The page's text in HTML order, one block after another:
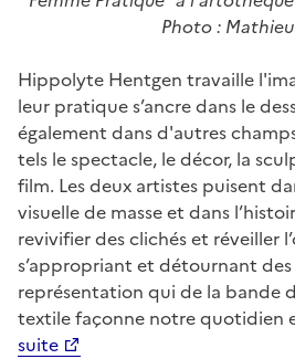
Photo :
Hippolyte Hentgen travaille
leur pratique s’ancre dans le
également dans d'autres
tels le spectacle, le décor, la
film. Les deux artistes puisent
visuelle de masse et dans
revivifier des clichés et réveiller
s’appropriant et détournant
représentation qui de la bande
textile façonne notre quotidien
suite